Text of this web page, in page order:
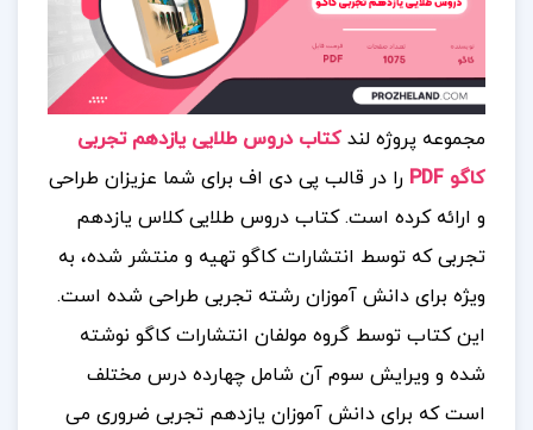
مجموعه پروژه لندکتاب دروس طلایی یازدهم تجربی
کاگو PDF
را در قالب پی دی اف برای شما عزیزان طراحی
و ارائه کرده است. کتاب دروس طلایی کلاس یازدهم
تجربی که توسط انتشارات کاگو تهیه و منتشر شده، به‌
ویژه برای دانش‌ آموزان رشته تجربی طراحی شده است.
این کتاب توسط گروه مولفان انتشارات کاگو نوشته
شده و ویرایش سوم آن شامل چهارده درس مختلف
است که برای دانش‌ آموزان یازدهم تجربی ضروری می‌